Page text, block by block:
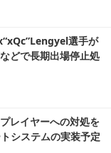
選手が
どで長期出場停止処
レイヤーへの対処を
システムの実装予定